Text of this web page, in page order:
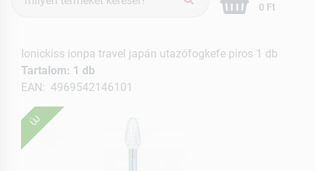
keresés
0 Ft
ÚJ
Ionickiss ionpa travel japán utazófogkefe piros 1 db
Tartalom: 1 db
EAN: 4969542146101